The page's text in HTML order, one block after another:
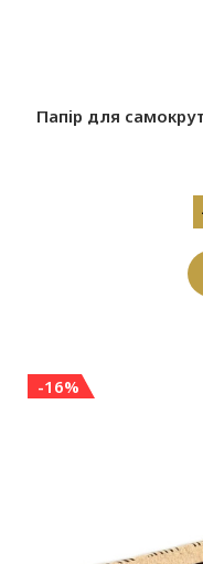
Папір для
-16%